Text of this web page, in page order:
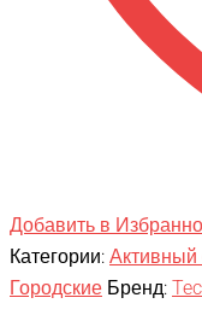
Добавить в
Категории: Активный
Городские Бренд: